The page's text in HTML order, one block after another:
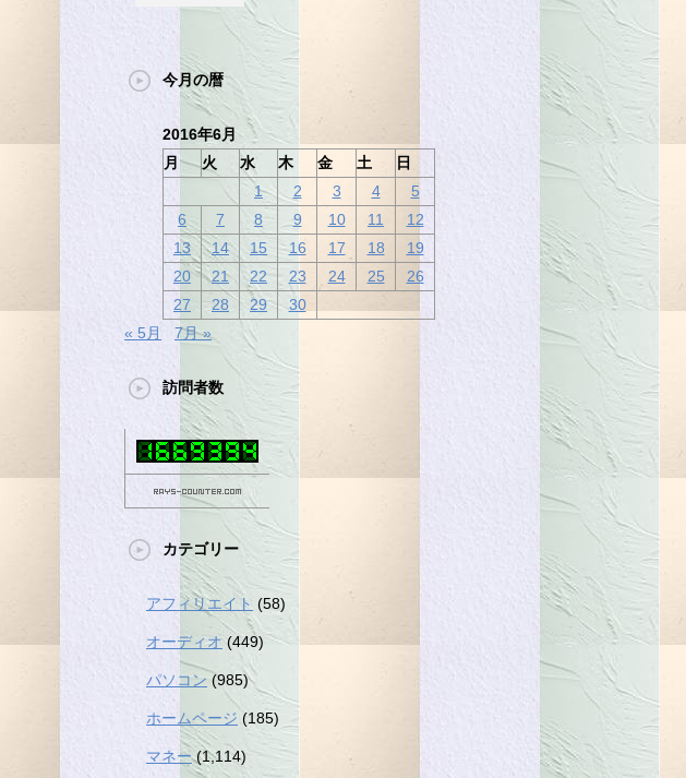
今月の暦
2016年6月
月
火 水 木 金 土
日
1
2 3 4
5
6
7 8 9 10 11
12
13
14 15 16 17 18
19
20
21 22 23 24 25
26
27
28 29
30
« 5月
7月 »
訪問者数
カテゴリー
アフィリエイト (58)
オーディオ (449)
パソコン (985)
ホームページ (185)
マネー(1,114)